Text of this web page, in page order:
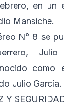
en un
Mansiche.
N° 8 se
Julio
como
Julio García.
Y